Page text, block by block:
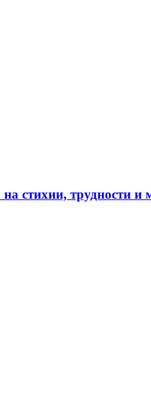
стихии, трудности и